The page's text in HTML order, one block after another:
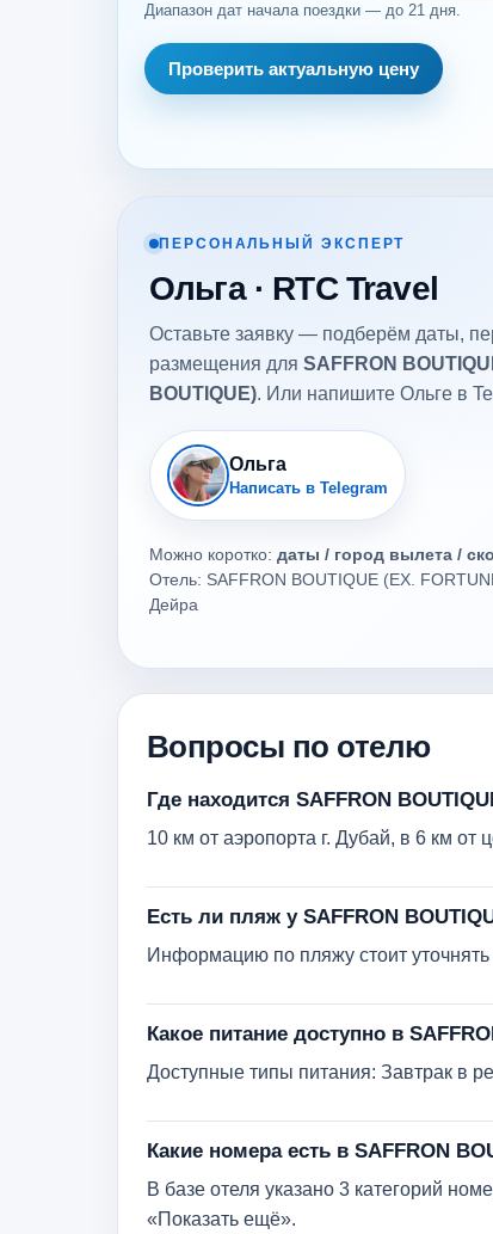
Диапазон дат начала поездки — до 21 дня.
Проверить актуальную цену
ПЕРСОНАЛЬНЫЙ ЭКСПЕРТ
Ольга · RTC Travel
Оставьте заявку — подберём даты,
размещения для SAFFRON
BOUTIQUE). Или напишите Ольге в
Ольга
Написать в Telegram
Можно коротко: даты / город вылета /
Отель: SAFFRON BOUTIQUE (EX.
Дейра
Вопросы по отелю
Где находится SAFFRON
10 км от аэропорта г. Дубай, в 6 км
Есть ли пляж у SAFFRON
Информацию по пляжу стоит
Какое питание доступно в
Доступные типы питания: Завтрак в
Какие номера есть в SAFFRON
В базе отеля указано 3 категорий
«Показать ещё».